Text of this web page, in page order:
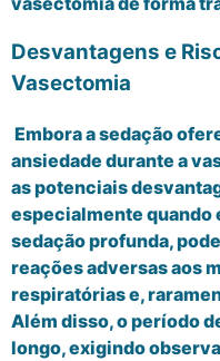
Desvantagens e
Vasectomia
Embora a sedação
ansiedade durante a
as potenciais
especialmente quando
sedação profunda,
reações adversas aos
respiratórias e,
Além disso, o período
longo, exigindo